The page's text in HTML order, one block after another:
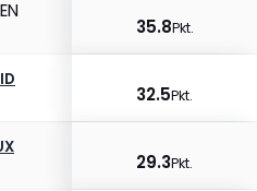
35.8Pkt.
32.5Pkt.
29.3Pkt.